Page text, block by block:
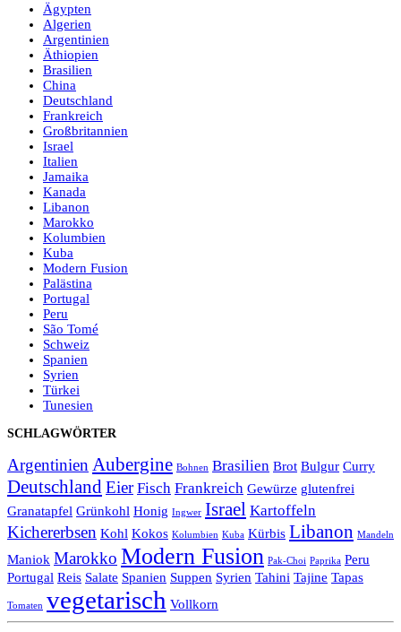
Ägypten
Algerien
Argentinien
Äthiopien
Brasilien
China
Deutschland
Frankreich
Großbritannien
Israel
Italien
Jamaika
Kanada
Libanon
Marokko
Kolumbien
Kuba
Modern Fusion
Palästina
Portugal
Peru
São Tomé
Schweiz
Spanien
Syrien
Türkei
Tunesien
SCHLAGWÖRTER
Argentinien Aubergine Bohnen Brasilien Brot Bulgur Curry
DeutschlandEier Fisch Frankreich Gewürze glutenfrei
Granatapfel Grünkohl Honig Ingwer Israel Kartoffeln
Kichererbsen Kohl Kokos Kolumbien Kuba Kürbis Libanon Mandeln
Maniok Marokko Modern Fusion Pak-Choi Paprika Peru
Portugal Reis Salate Spanien Suppen Syrien Tahini Tajine Tapas
Tomaten vegetarisch Vollkorn